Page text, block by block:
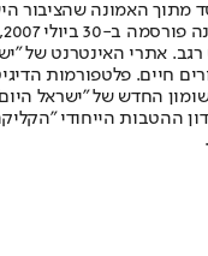
האמונה שהציבור
חיים. פלטפורמות
והיישומון החדש של
ההטבות הייחודי